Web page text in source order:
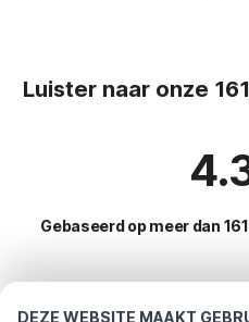
DEZE WEBSITE MAAKT
Luister naar onze
Gebaseerd op meer dan
Meest populaire